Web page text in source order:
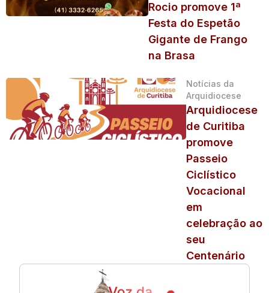
Rocio promove 1ª
Festa do Espetão
Gigante de Frango
na Brasa
Notícias da
Arquidiocese
Arquidiocese
de Curitiba
promove
Passeio
Ciclístico
Vocacional
em
celebração ao
seu
Centenário